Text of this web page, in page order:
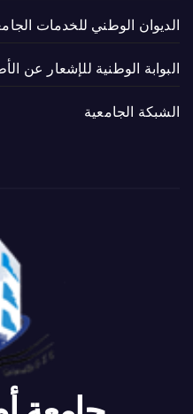
الديوان الوطني للخدمات
البوابة الوطنية للإشعار عن
الشبكة الجامعية